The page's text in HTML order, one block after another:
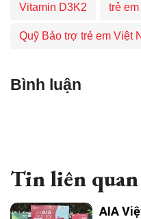
Vitamin D3K2 trẻ em
Quỹ Bảo trợ trẻ em Việt
Bình luận
Tin liên quan
AIA